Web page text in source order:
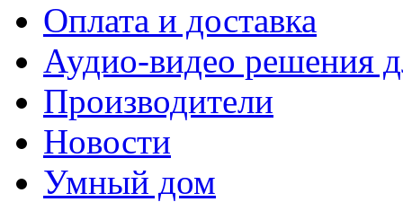
Оплата и доставка
Аудио-видео решения
Производители
Новости
Умный дом